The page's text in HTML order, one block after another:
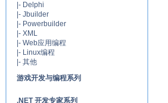
|- Delphi
|- Jbuilder
|- Powerbuilder
|- XML
|- Web应用编程
|- Linux编程
|- 其他
游戏开发与编程系列
.NET 开发专家系列